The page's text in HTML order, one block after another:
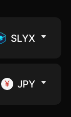
SLYX
JPY